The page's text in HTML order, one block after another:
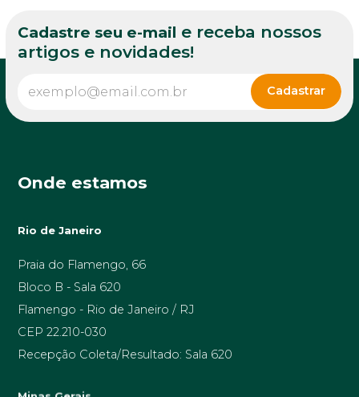
Cadastre seu e-mail e receba nossos
artigos e novidades!
Onde estamos
Rio de Janeiro
Praia do Flamengo, 66
Bloco B - Sala 620
Flamengo - Rio de Janeiro / RJ
CEP 22.210-030
Recepção Coleta/Resultado: Sala 620
Minas Gerais